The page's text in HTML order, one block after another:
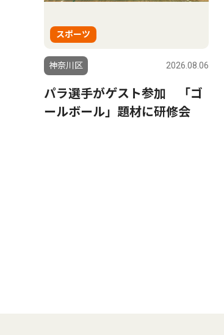
スポーツ
神奈川区 2026.08.06
パラ選手がゲスト参加 「ゴ
ールボール」題材に研修会